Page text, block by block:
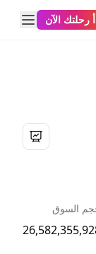
رحلتك الآن
السوق